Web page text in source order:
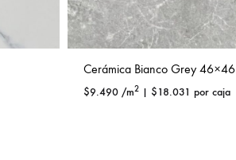
Cerámica Bianco Grey 46×46
$9.490/m2| $18.031 por caja